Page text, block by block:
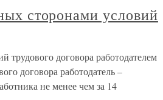
сторонами условий
трудового договора работодателем
договора работодатель –
не менее чем за 14